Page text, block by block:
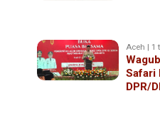
Aceh | 1
Safari
DPR/